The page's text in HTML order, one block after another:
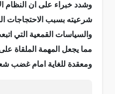
وشدد خبراء على ان النظام
شرعيته بسبب الاحتجاجات
والسياسات القمعية التي
مما يجعل المهمة الملقاة
ومعقدة للغاية امام غضب